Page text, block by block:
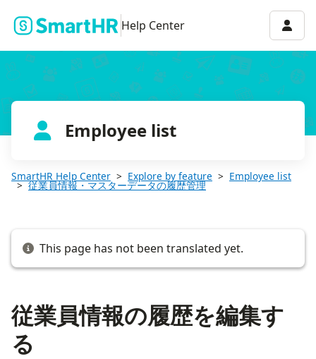
Help Center
Employee list
SmartHR Help Center Explore by feature Employee list
従業員情報・マスターデータの履歴管理
This page has not been translated yet.
従業員情報の履歴を編集す
る